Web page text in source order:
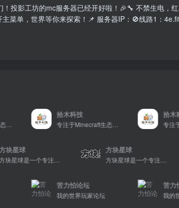
！投影工坊的mc服务器已经开好啦！🎉🔧 不禁生电，
菜单，世界等你来探索！📌 服务器IP：🚫线路1：
拾木科技
专注于Minecraft生态建设
拾木科技
方块星球 方块星球
苦力怕论坛
我的世界玩家论坛
苦力怕论
我的世界